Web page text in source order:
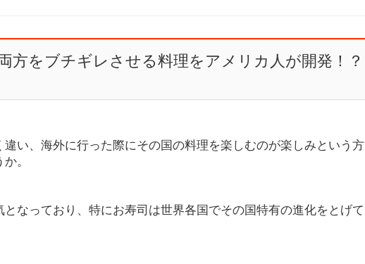
方をブチギレさせる料理をアメリカ人が開発！？
い、海外に行った際にその国の料理を楽しむのが楽しみという方
。
なっており、特にお寿司は世界各国でその国特有の進化をとげて